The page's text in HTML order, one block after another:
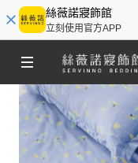
絲薇諾寢飾館
立刻使用官方APP